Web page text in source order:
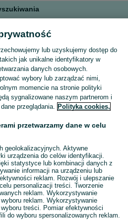
króliki wynajem busa
Skorzystaj z największego serwisu ogłoszeniowego - Kleszczów i okolice! Kupuj to, czego pragniesz i sprzedawaj to, czego już nie potrzebujesz! Zobacz
lub uzyskujemy dostęp do
jak unikalne identyfikatory w
danych osobowych.
wybory lub zarządzać nimi,
momencie na stronie polityki
sygnalizowane naszym partnerom i
przeglądania. Polityka cookies,
przetwarzamy dane w celu
geolokalizacyjnych. Aktywne
urządzenia do celów identyfikacji.
statystyce lub kombinacji danych z
informacji na urządzeniu lub
reklam. Rozwój i ulepszanie
personalizacji treści. Tworzenie
reklam. Wykorzystywanie
reklam. Wykorzystywanie
treści. Pomiar efektywności
do wyboru spersonalizowanych reklam.